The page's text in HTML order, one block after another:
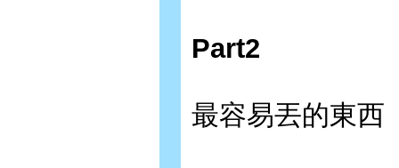
Part2
最容易丟的東西